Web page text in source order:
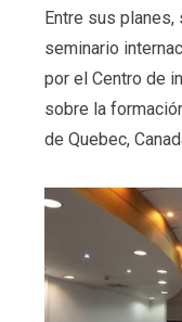
Entre sus
seminario
por el Centro de
sobre la
de Quebec,